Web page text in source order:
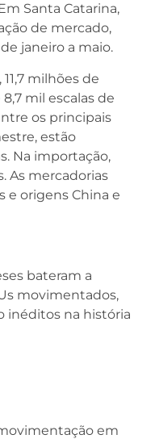
Santa Catarina,
de mercado,
de janeiro a maio.
milhões de
mil escalas de
os principais
estão
Na importação,
As mercadorias
e origens China e
bateram a
movimentados,
inéditos na história
em